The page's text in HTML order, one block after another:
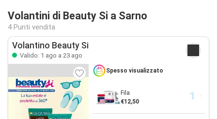
Volantini di Beauty Si a Sarno
4 Punti vendita
Volantino Beauty Si
Valido: 1 ago a 23 ago
Spesso visualizzato
Fila
€12,50